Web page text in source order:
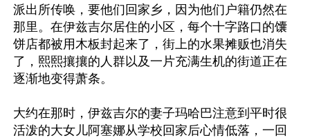
派出所传唤，要他们回家乡，因为他们户籍仍然在
那里。在伊兹吉尔居住的小区，每个十字路口的馕
饼店都被用木板封起来了，街上的水果摊贩也消失
了，熙熙攘攘的人群以及一片充满生机的街道正在
逐渐地变得萧条。
大约在那时，伊兹吉尔的妻子玛哈巴注意到平时很
活泼的大女儿阿塞娜从学校回家后心情低落，一回